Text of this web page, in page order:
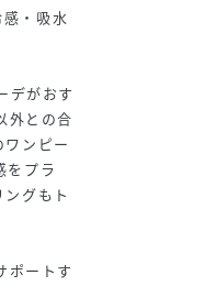
・吸水
デがおす
外との合
ンピー
をプラ
グもト
ポートす